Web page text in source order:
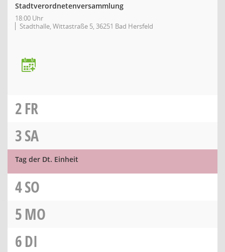
Stadtverordnetenversammlung
18:00 Uhr
Stadthalle, Wittastraße 5, 36251 Bad Hersfeld
2FR
3SA
Tag der Dt. Einheit
4SO
5MO
6DI